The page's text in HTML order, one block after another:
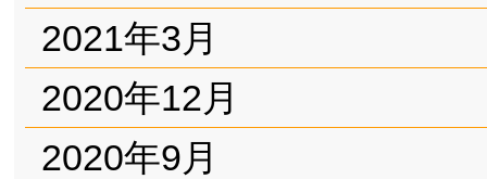
2021年3月
2020年12月
2020年9月